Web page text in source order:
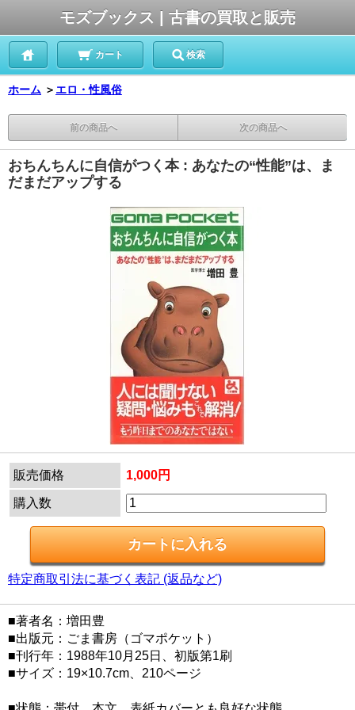
モズブックス | 古書の買取と販売
カート 検索
ホーム ＞ エロ・性風俗
前の商品へ 次の商品へ
おちんちんに自信がつく本 : あなたの“性能”は、ま
だまだアップする
販売価格 1,000円
購入数
特定商取引法に基づく表記 (返品など)
■著者名：増田豊
■出版元：ごま書房（ゴマポケット）
■刊行年：1988年10月25日、初版第1刷
■サイズ：19×10.7cm、210ページ